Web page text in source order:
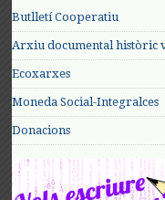
Butlletí Cooperatiu
Arxiu documental històric
Ecoxarxes
Moneda Social-Integralces
Donacions